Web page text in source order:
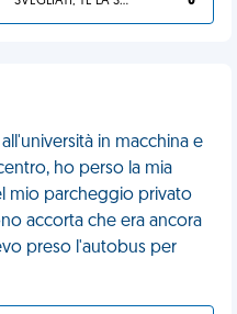
in macchina e
ho perso la mia
mio parcheggio privato
accorta che era ancora
preso l'autobus per